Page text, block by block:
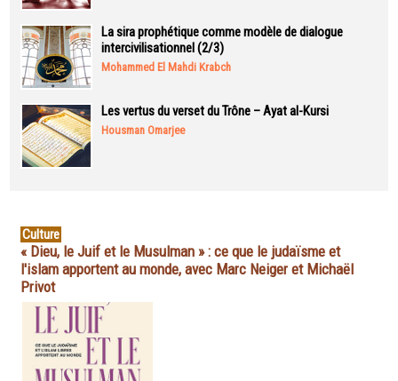
La sira prophétique comme modèle de dialogue
intercivilisationnel (2/3)
Mohammed El Mahdi Krabch
Les vertus du verset du Trône – Ayat al-Kursi
Housman Omarjee
Culture
« Dieu, le Juif et le Musulman » : ce que le judaïsme et
l'islam apportent au monde, avec Marc Neiger et Michaël
Privot